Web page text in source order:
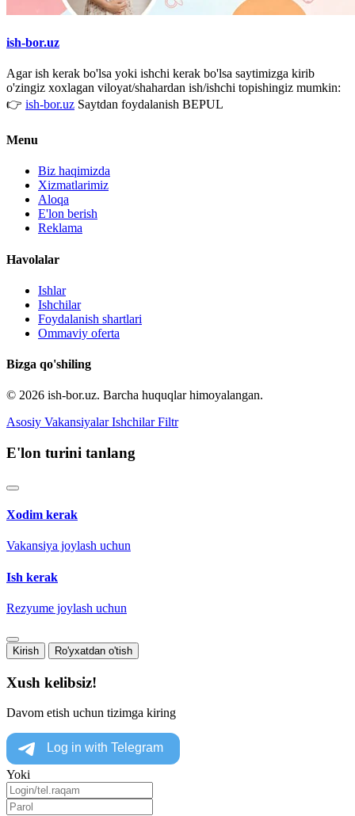
ish-bor.uz
Agar ish kerak bo'lsa yoki ishchi kerak bo'lsa saytimizga kirib
o'zingiz xoxlagan viloyat/shahardan ish/ishchi topishingiz mumkin:
👉 ish-bor.uz Saytdan foydalanish BEPUL
Menu
Biz haqimizda
Xizmatlarimiz
Aloqa
E'lon berish
Reklama
Havolalar
Ishlar
Ishchilar
Foydalanish shartlari
Ommaviy oferta
Bizga qo'shiling
© 2026 ish-bor.uz. Barcha huquqlar himoyalangan.
Asosiy Vakansiyalar Ishchilar Filtr
E'lon turini tanlang
Xodim kerak
Vakansiya joylash uchun
Ish kerak
Rezyume joylash uchun
Kirish Ro'yxatdan o'tish
Xush kelibsiz!
Davom etish uchun tizimga kiring
Yoki